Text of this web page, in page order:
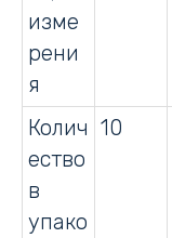
изме
рени
я
Колич
ество
в
упако
10